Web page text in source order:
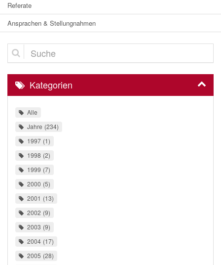
Referate
Ansprachen & Stellungnahmen
Suche
Kategorien
Alle
Jahre 234
1997 1
1998 2
1999 7
2000 5
2001
13
2002 9
2003 9
2004 17
2005 28